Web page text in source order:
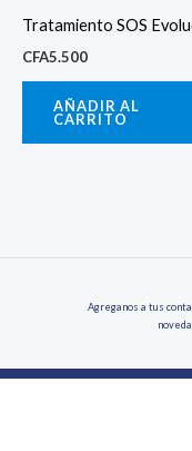
Tratamiento SOS
CFA5.500
AÑADIR AL
CARRITO
Agreganos a tus